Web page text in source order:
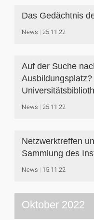
Das Gedächtnis
News 25.11.22
Auf der Suche
News 25.11.22
Netzwerktreffen
Sammlung des
News 15.11.22
Oktober 2022